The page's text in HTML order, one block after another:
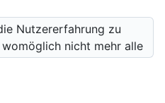
Nutzererfahrung zu
nicht mehr alle